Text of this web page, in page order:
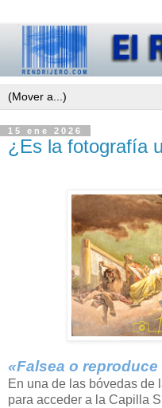
15 ene 2026
¿Es la fotografía
«Falsea o reproduce
En una de las bóvedas de
para acceder a la Capilla